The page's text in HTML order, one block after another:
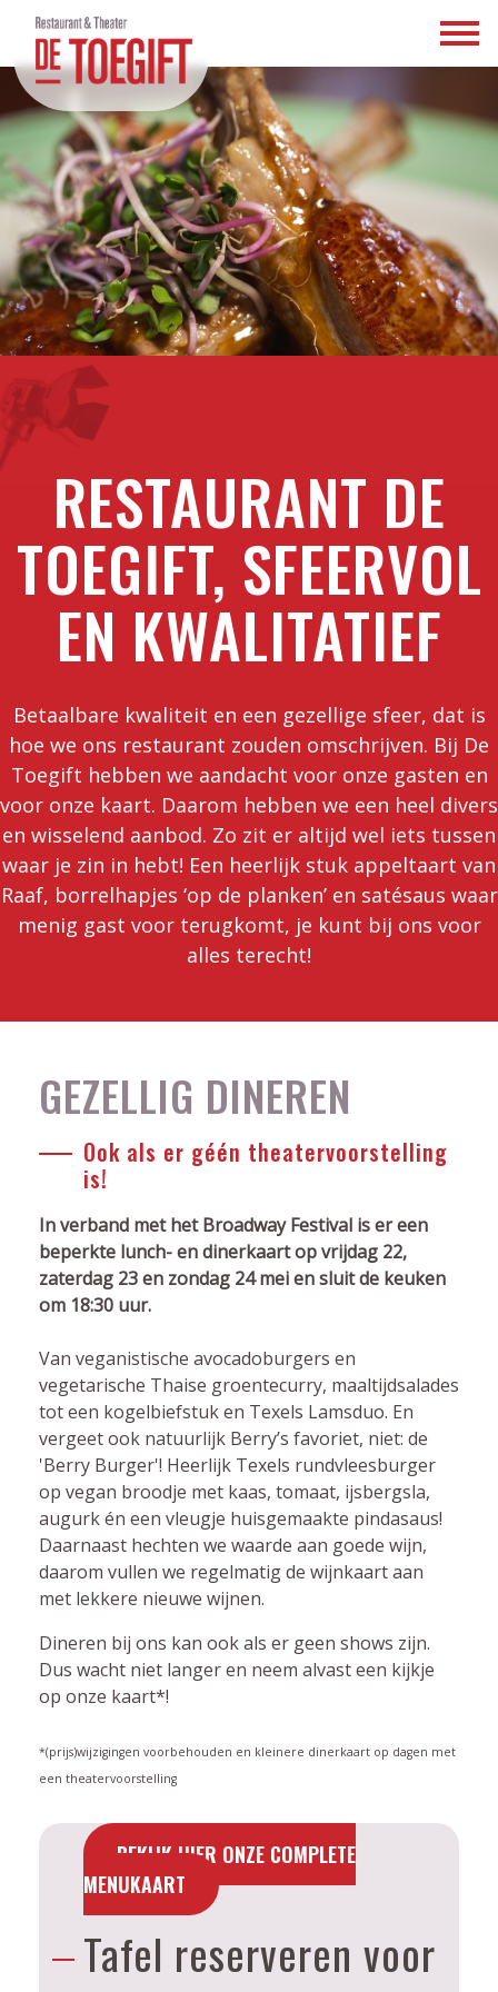
RESTAURANT DE
TOEGIFT, SFEERVOL
EN KWALITATIEF
Betaalbare kwaliteit en een gezellige sfeer, dat is
hoe we ons restaurant zouden omschrijven. Bij De
Toegift hebben we aandacht voor onze gasten en
voor onze kaart. Daarom hebben we een heel divers
en wisselend aanbod. Zo zit er altijd wel iets tussen
waar je zin in hebt! Een heerlijk stuk appeltaart van
Raaf, borrelhapjes ‘op de planken’ en satésaus waar
menig gast voor terugkomt, je kunt bij ons voor
alles terecht!
GEZELLIG DINEREN
Ook als er géén theatervoorstelling
is!
In verband met het Broadway Festival is er een
beperkte lunch- en dinerkaart op vrijdag 22,
zaterdag 23 en zondag 24 mei en sluit de keuken
om 18:30 uur.
Van veganistische avocadoburgers en
vegetarische Thaise groentecurry, maaltijdsalades
tot een kogelbiefstuk en Texels Lamsduo. En
vergeet ook natuurlijk Berry’s favoriet, niet: de
'Berry Burger'! Heerlijk Texels rundvleesburger
op vegan broodje met kaas, tomaat, ijsbergsla,
augurk én een vleugje huisgemaakte pindasaus!
Daarnaast hechten we waarde aan goede wijn,
daarom vullen we regelmatig de wijnkaart aan
met lekkere nieuwe wijnen.
Dineren bij ons kan ook als er geen shows zijn.
Dus wacht niet langer en neem alvast een kijkje
op onze kaart*!
*(prijs)wijzigingen voorbehouden en kleinere dinerkaart op dagen met
een theatervoorstelling
BEKIJK HIER ONZE COMPLETE
MENUKAART
Tafel reserveren voor